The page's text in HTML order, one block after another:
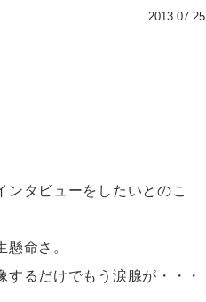
2013.07.25
タビューをしたいとのこ
命さ。
るだけでもう涙腺が・・・